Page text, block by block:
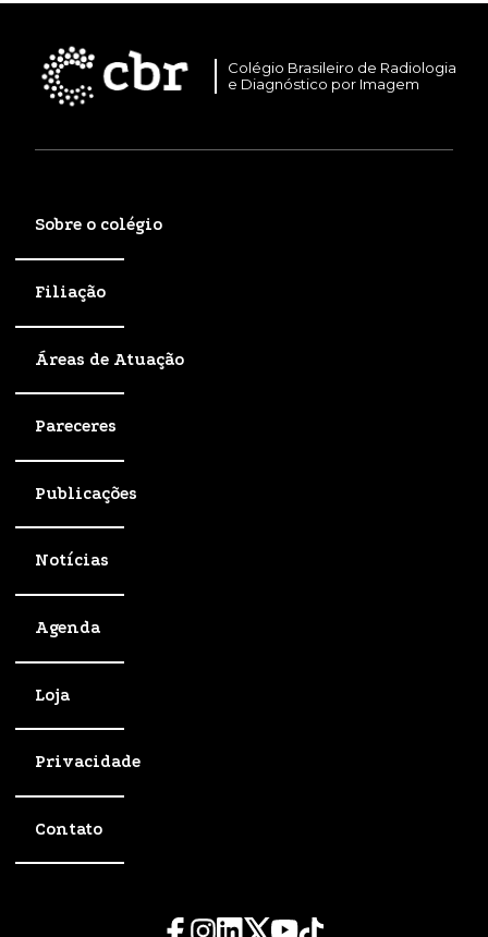
Colégio Brasileiro de Radiologia
e Diagnóstico por Imagem
Sobre o colégio
Filiação
Áreas de Atuação
Pareceres
Publicações
Notícias
Agenda
Loja
Privacidade
Contato